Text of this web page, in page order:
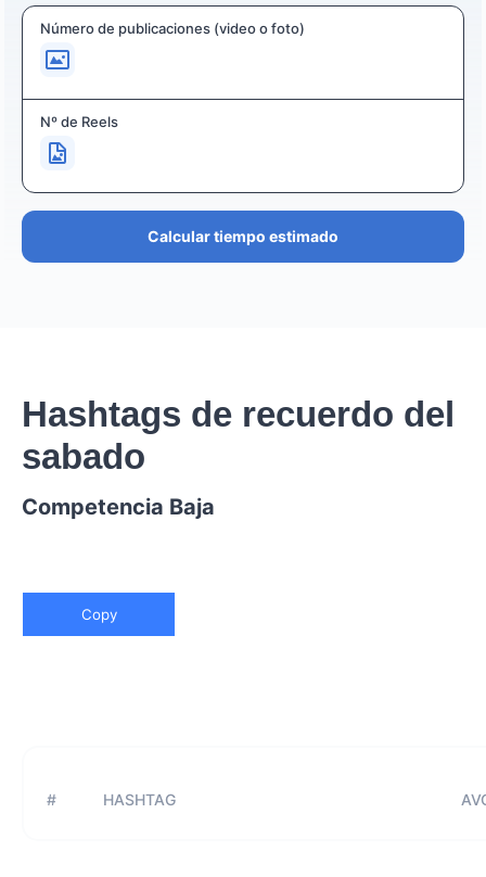
Número de publicaciones (video o foto)
Nº de Reels
Calcular tiempo estimado
Hashtags de recuerdo del
sabado
Competencia Baja
Copy
# HASHTAG